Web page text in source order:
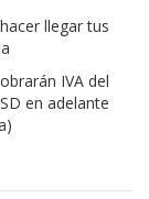
llegar tus
IVA del
en adelante